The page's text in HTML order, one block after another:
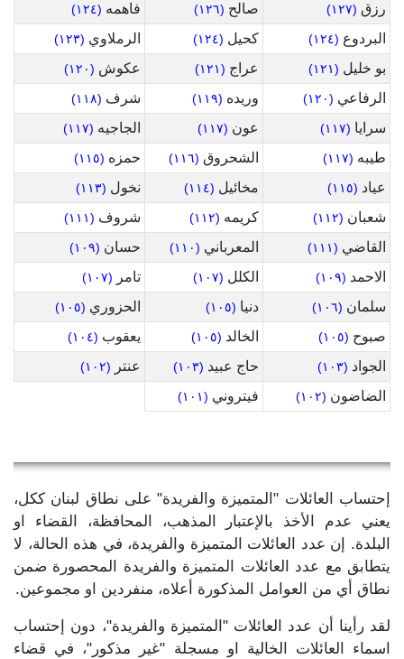
رزق (١٢٧) صالح (١٢٦) فاهمه (١٢٤)
البردوع (١٢٤) كحيل (١٢٤) الرملاوي (١٢٣)
بو خليل (١٢١) عراج (١٢١) عكوش (١٢٠)
الرفاعي (١٢٠) وريده (١١٩) شرف (١١٨)
سرايا (١١٧) عون (١١٧) الجاجيه (١١٧)
طيبه (١١٧) الشحروق (١١٦) حمزه (١١٥)
عياد (١١٥) مخائيل (١١٤) نخول (١١٣)
شعبان (١١٢) كريمه (١١٢) شروف (١١١)
القاضي (١١١) المعرباني (١١٠) حسان (١٠٩)
الاحمد (١٠٩) الكلل (١٠٧) تامر (١٠٧)
سلمان (١٠٦) دنيا (١٠٥) الحزوري (١٠٥)
صبوح (١٠٥) الخالد (١٠٥) يعقوب (١٠٤)
الجواد (١٠٣) حاج عبيد (١٠٣) عنتر (١٠٢)
الضاضون (١٠٢) فيتروني (١٠١)
إحتساب العائلات "المتميزة والفريدة" على نطاق لبنان ككل،
يعني عدم الأخذ بالإعتبار المذهب، المحافظة، القضاء او
البلدة. إن عدد العائلات المتميزة والفريدة، في هذه الحالة، لا
يتطابق مع عدد العائلات المتميزة والفريدة المحصورة ضمن
نطاق أي من العوامل المذكورة أعلاه، منفردين او مجموعين.
لقد رأينا أن عدد العائلات "المتميزة والفريدة"، دون إحتساب
اسماء العائلات الخالية او مسجلة "غير مذكور"، في قضاء